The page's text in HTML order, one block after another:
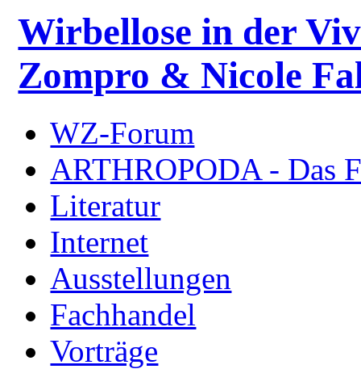
Wirbellose in der
Zompro & Nicole
WZ-Forum
ARTHROPODA - Das
Literatur
Internet
Ausstellungen
Fachhandel
Vorträge